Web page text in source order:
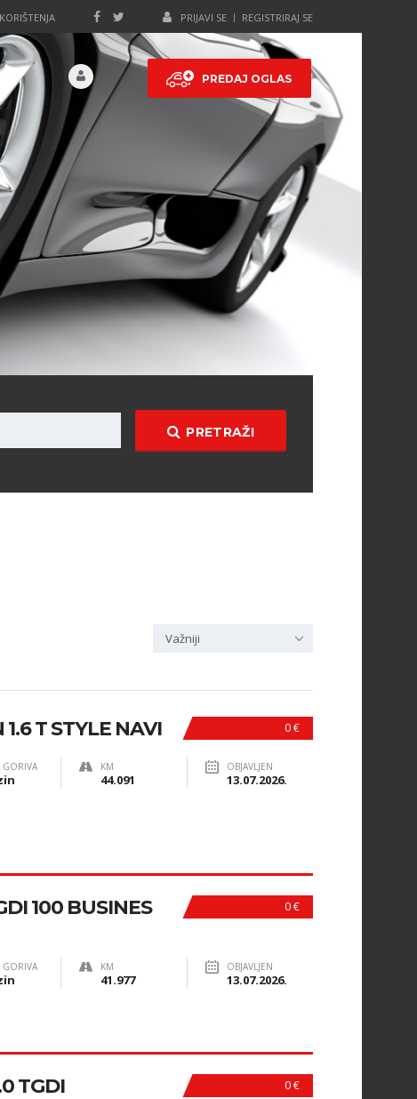
PRIJAVI SE REGISTRIRAJ SE
PREDAJ OGLAS
PRETRAŽI
Važniji
0 €
T STYLE NAVI
GORIVA KM
44.091
OBJAVLJEN
13.07.2026.
0 €
100 BUSINES
GORIVA KM
41.977
OBJAVLJEN
13.07.2026.
0 €
TGDI